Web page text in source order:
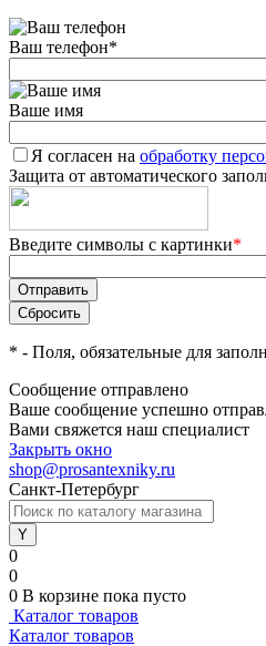
Ваш телефон*
Ваше имя
Я согласен на обработку
Защита от автоматического
Введите символы с картинки*
* - Поля, обязательные для
Сообщение отправлено
Ваше сообщение успешно
Вами свяжется наш специалист
Закрыть окно
shop@prosantexniky.ru
Санкт-Петербург
0
0
0 В корзине пока пусто
Каталог товаров
Каталог товаров